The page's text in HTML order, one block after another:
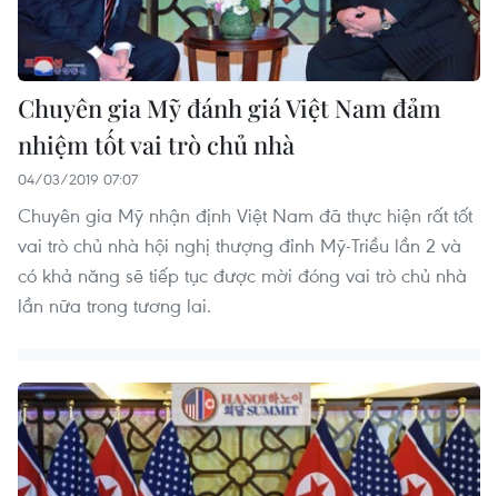
Chuyên gia Mỹ đánh giá Việt Nam đảm
nhiệm tốt vai trò chủ nhà
04/03/2019 07:07
Chuyên gia Mỹ nhận định Việt Nam đã thực hiện rất tốt
vai trò chủ nhà hội nghị thượng đỉnh Mỹ-Triều lần 2 và
có khả năng sẽ tiếp tục được mời đóng vai trò chủ nhà
lần nữa trong tương lai.